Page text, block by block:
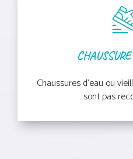
Chaussures d’eau ou
sont pas